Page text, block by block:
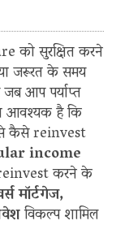
सुरक्षित करने
जरूरत के समय
आप पर्याप्त
आवश्यक है कि
से कैसे reinvest
income
reinvest करने के
मॉर्टगेज,
विकल्प शामिल